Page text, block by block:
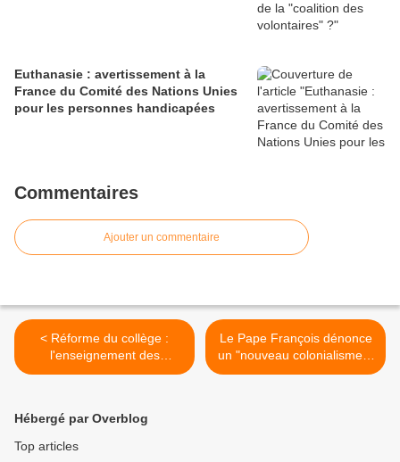
Euthanasie : avertissement à la
France du Comité des Nations Unies
pour les personnes handicapées
Commentaires
Ajouter un commentaire
< Réforme du collège :
l'enseignement des
Lumières sera optionnel (1)
Le Pape François dénonce
un "nouveau colonialisme" :
La terre ne supporte pas
Hébergé par Overblog
Top articles